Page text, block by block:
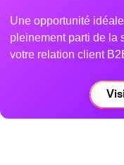
Une opportunité
pleinement parti de la
votre relation client